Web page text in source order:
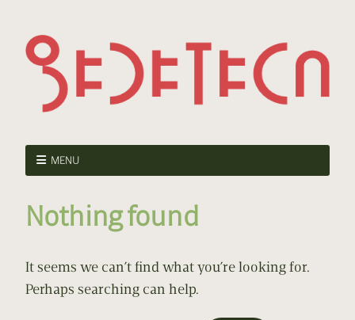
MENU
Nothing found
It seems we can’t find what you’re looking for.
Perhaps searching can help.